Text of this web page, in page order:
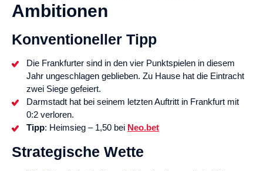
Ambitionen
Konventioneller Tipp
Die Frankfurter sind in den vier Punktspielen in diesem
Jahr ungeschlagen geblieben. Zu Hause hat die Eintracht
zwei Siege gefeiert.
Darmstadt hat bei seinem letzten Auftritt in Frankfurt mit
0:2 verloren.
Tipp: Heimsieg – 1,50 bei Neo.bet
Strategische Wette